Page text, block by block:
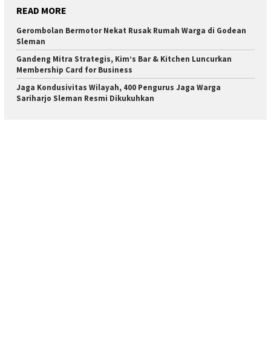
READ MORE
Gerombolan Bermotor Nekat Rusak Rumah Warga di Godean
Sleman
Gandeng Mitra Strategis, Kim’s Bar & Kitchen Luncurkan
Membership Card for Business
Jaga Kondusivitas Wilayah, 400 Pengurus Jaga Warga
Sariharjo Sleman Resmi Dikukuhkan